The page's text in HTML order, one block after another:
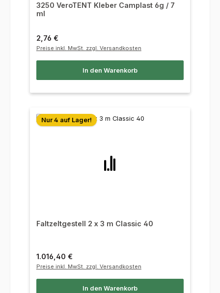
3250 VeroTENT Kleber Camplast 6g / 7
ml
Regulärer Preis:
2,76 €
Preise inkl. MwSt. zzgl. Versandkosten
In den Warenkorb
Nur 4 auf Lager!
Faltzeltgestell 2 x 3 m Classic 40
Regulärer Preis:
1.016,40 €
Preise inkl. MwSt. zzgl. Versandkosten
In den Warenkorb